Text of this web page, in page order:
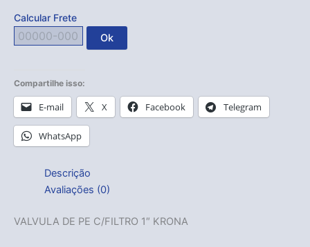
Calcular Frete
Ok
Compartilhe isso:
E-mail X Facebook Telegram
WhatsApp
Descrição
Avaliações (0)
VALVULA DE PE C/FILTRO 1″ KRONA